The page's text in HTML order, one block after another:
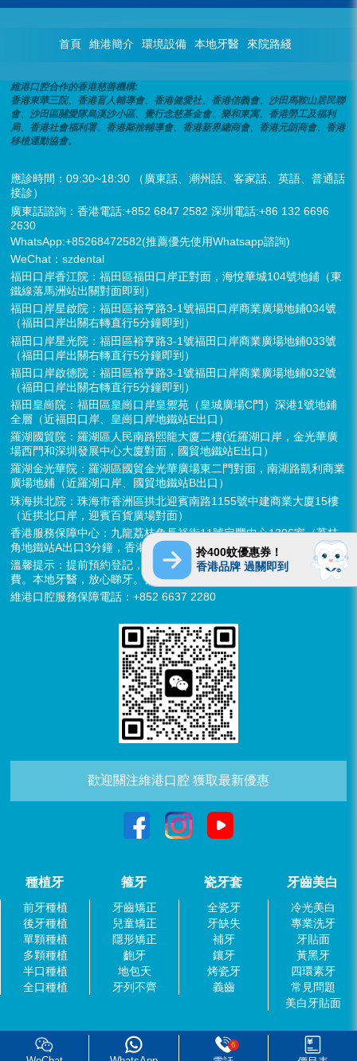
首頁 維港簡介 環境設備 本地牙醫 來院路綫
維港口腔合作的香港慈善機構:
香港東華三院、香港盲人輔導會、香港健愛社、香港信義會、沙田馬鞍山居民聯
會、沙田區關愛隊烏溪沙小區、覺行念慈基金會、樂和東寓、香港勞工及福利
局、香港社會福利署、香港鄰捨輔導會、香港新界總商會、香港元朗商會、香港
移植運動協會。
應診時間：09:30~18:30 （廣東話、潮州話、客家話、英語、普通話
接診）
廣東話諮詢：香港電話:+852 6847 2582 深圳電話:+86 132 6696
2630
WhatsApp:+85268472582(推薦優先使用Whatsapp諮詢)
WeChat：szdental
福田口岸香江院：福田區福田口岸正對面，海悅華城104號地鋪（東
鐵線落馬洲站出關對面即到）
福田口岸星啟院：福田區裕亨路3-1號福田口岸商業廣場地鋪034號
（福田口岸出關右轉直行5分鐘即到）
福田口岸星光院：福田區裕亨路3-1號福田口岸商業廣場地鋪033號
（福田口岸出關右轉直行5分鐘即到）
福田口岸啟德院：福田區裕亨路3-1號福田口岸商業廣場地鋪032號
（福田口岸出關右轉直行5分鐘即到）
福田皇崗院：福田區皇崗口岸皇禦苑（皇城廣場C門）深港1號地鋪
全層（近福田口岸、皇崗口岸地鐵站E出口）
羅湖國貿院：羅湖區人民南路熙龍大廈二樓(近羅湖口岸，金光華廣
場西門和深圳發展中心大廈對面，國貿地鐵站E出口）
羅湖金光華院：羅湖區國貿金光華廣場東二門對面，南湖路凱利商業
廣場地鋪（近羅湖口岸、國貿地鐵站B出口）
珠海拱北院：珠海市香洲區拱北迎賓南路1155號中建商業大廈15樓
（近拱北口岸，迎賓百貨廣場對面）
香港服務保障中心：九龍荔枝角長裕街11號定豐中心1306室（荔枝
角地鐵站A出口3分鐘，香港辦公室暫不應診，提供網絡諮詢）
溫馨提示：提前預約登記，X-ray、CT院內檢查免費，3D數字掃描免
費。本地牙醫，放心睇牙。另有速遞代收存放服務。
維港口腔服務保障電話：+852 6637 2280
歡迎關注維港口腔 獲取最新優惠
種植牙
前牙種植
後牙種植
單顆種植
多顆種植
半口種植
全口種植
箍牙
牙齒矯正
兒童矯正
隱形矯正
齙牙
地包天
牙列不齊
瓷牙套
全瓷牙
牙缺失
補牙
鑲牙
烤瓷牙
義齒
牙齒美白
冷光美白
專業洗牙
牙貼面
黃黑牙
四環素牙
常見問題
美白牙貼面
6
拎400蚊優惠券！
香港品牌 過關即到